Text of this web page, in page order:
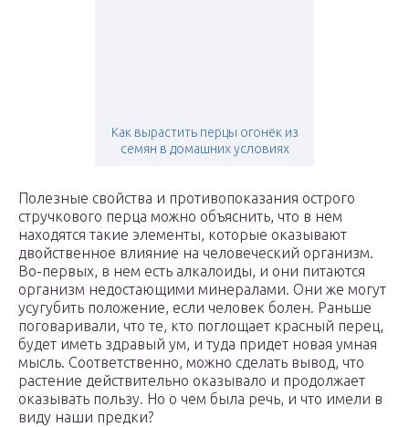
Как вырастить перцы огонёк из
семян в домашних условиях
Полезные свойства и противопоказания острого
стручкового перца можно объяснить, что в нем
находятся такие элементы, которые оказывают
двойственное влияние на человеческий организм.
Во-первых, в нем есть алкалоиды, и они питаются
организм недостающими минералами. Они же могут
усугубить положение, если человек болен. Раньше
поговаривали, что те, кто поглощает красный перец,
будет иметь здравый ум, и туда придет новая умная
мысль. Соответственно, можно сделать вывод, что
растение действительно оказывало и продолжает
оказывать пользу. Но о чем была речь, и что имели в
виду наши предки?